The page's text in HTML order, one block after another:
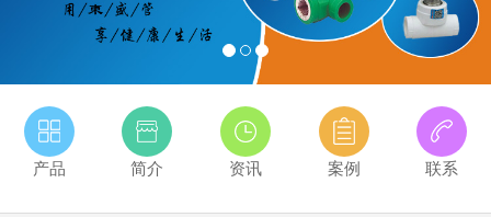
产品 简介 资讯 案例 联系